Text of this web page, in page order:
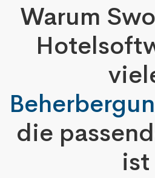
Warum
die
ist